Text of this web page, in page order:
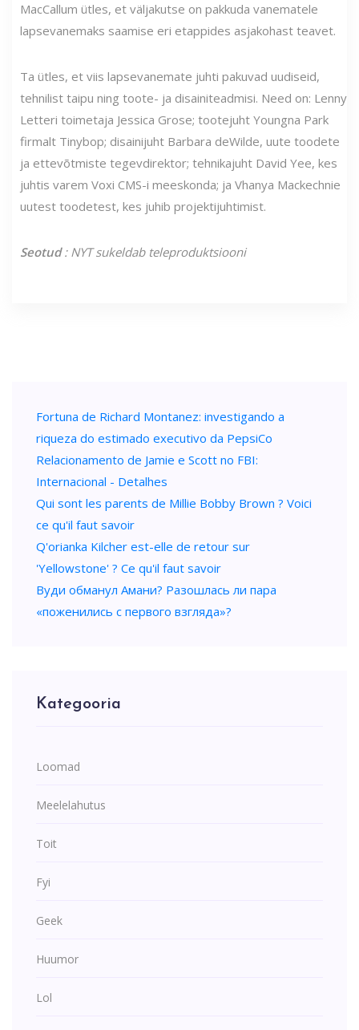
MacCallum ütles, et väljakutse on pakkuda vanematele
lapsevanemaks saamise eri etappides asjakohast teavet.
Ta ütles, et viis lapsevanemate juhti pakuvad uudiseid,
tehnilist taipu ning toote- ja disainiteadmisi. Need on: Lenny
Letteri toimetaja Jessica Grose; tootejuht Youngna Park
firmalt Tinybop; disainijuht Barbara deWilde, uute toodete
ja ettevõtmiste tegevdirektor; tehnikajuht David Yee, kes
juhtis varem Voxi CMS-i meeskonda; ja Vhanya Mackechnie
uutest toodetest, kes juhib projektijuhtimist.
Seotud: NYT sukeldab teleproduktsiooni
Fortuna de Richard Montanez: investigando a
riqueza do estimado executivo da PepsiCo
Relacionamento de Jamie e Scott no FBI:
Internacional - Detalhes
Qui sont les parents de Millie Bobby Brown ? Voici
ce qu'il faut savoir
Q'orianka Kilcher est-elle de retour sur
'Yellowstone' ? Ce qu'il faut savoir
Вуди обманул Амани? Разошлась ли пара
«поженились с первого взгляда»?
Kategooria
Loomad
Meelelahutus
Toit
Fyi
Geek
Huumor
Lol